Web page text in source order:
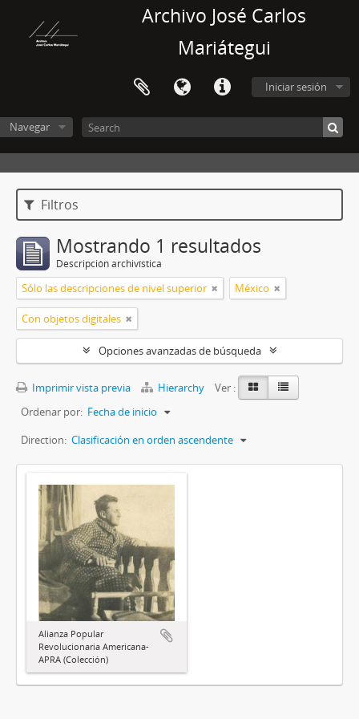
Archivo José Carlos
Mariátegui
Iniciar sesión
Navegar
Filtros
Mostrando 1 resultados
Descripción archivística
Sólo las descripciones de nivel superior México
Con objetos digitales
Opciones avanzadas de búsqueda
Imprimir vista previa Hierarchy
Ver :
Ordenar por: Fecha de inicio
Direction: Clasificación en orden ascendente
Alianza Popular
Revolucionaria Americana-
APRA (Colección)